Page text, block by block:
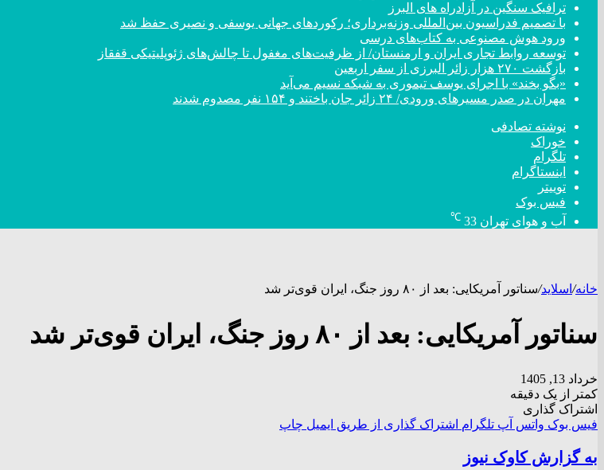
ترافیک سنگین در آزادراه های البرز
با تصمیم فدراسیون بین‌المللی وزنه‌برداری؛ رکورد‌های جهانی یوسفی و نصیری حفظ شد
ورود هوش مصنوعی به کتاب‌های درسی
توسعه روابط تجاری ایران و ارمنستان/ از ظرفیت‌های مغفول تا چالش‌های ژئوپلیتیکی قفقاز
بازگشت ۲۷۰ هزار زائر البرزی از سفر اربعین
«بگو بخند» با اجرای یوسف تیموری به شبکه نسیم می‌آید
مهران در صدر مسیر‌های ورودی/ ۲۴ زائر جان باختند و ۱۵۴ نفر مصدوم شدند
نوشته تصادفی
خوراک
تلگرام
اینستاگرام
توییتر
فیس بوک
آب و هوای تهران 33
℃
خانه/ اسلاید/سناتور آمریکایی: بعد از ۸۰ روز جنگ، ایران قوی‌تر شد
سناتور آمریکایی: بعد از ۸۰ روز جنگ، ایران قوی‌تر شد
خرداد 13, 1405
کمتر از یک دقیقه
اشتراک گذاری
فیس بوک واتس آپ تلگرام اشتراک گذاری از طریق ایمیل چاپ
به گزارش کاوک نیوز